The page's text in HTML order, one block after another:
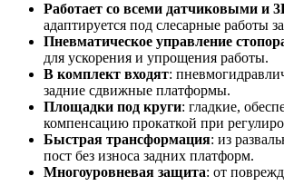
Работает со всеми датчиковыми и
адаптируется под слесарные работы
Пневматическое управление
для ускорения и упрощения работы.
В комплект входят:
задние сдвижные платформы.
Площадки под круги: гладкие,
компенсацию прокаткой при
Быстрая трансформация: из
пост без износа задних платформ.
Многоуровневая защита: от